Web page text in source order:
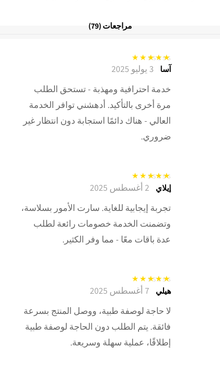
مراجعات (79)
تم التقييم 5من آسا 3 يوليو 2025
خدمة احترافية ومهذبة - تستحق الطلب
مرة أخرى بالتأكيد. أدهشني توافر الخدمة
العالي - هناك دائمًا استجابة دون انتظار غير
ضروري.
تم التقييم5 من إيلاي 2 أغسطس 2025
تجربة إيجابية للغاية. سارت الأمور بسلاسة،
وتضمنت الخدمة خصومات رائعة لطلب
عدة باقات معًا - مما وفر الكثير.
تم التقييم5 من هيلي 7 أغسطس 2025
لا حاجة لوصفة طبية، ووصل المنتج بسرعة
فائقة. يتم الطلب دون الحاجة لوصفة طبية
إطلاقًا، عملية سهلة وسريعة.